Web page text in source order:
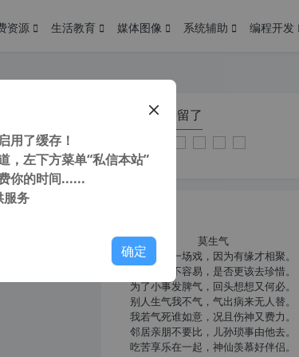
资源 生活教育 媒体图像 系统辅助 编程开发
版附教程
间位于国
您在本页停留了
莫生气
人生就像一场戏，因为有缘才相聚。
相扶到老不容易，是否更该去珍惜。
为了小事发脾气，回头想想又何必。
别人生气我不气，气出病来无人替。
我若气死谁如意，况且伤神又费力。
邻居亲朋不要比，儿孙琐事由他去。
吃苦享乐在一起，神仙羡慕好伴侣。
用了缓存！
，左下方菜单“私信本站”
你的时间......
服务
确定